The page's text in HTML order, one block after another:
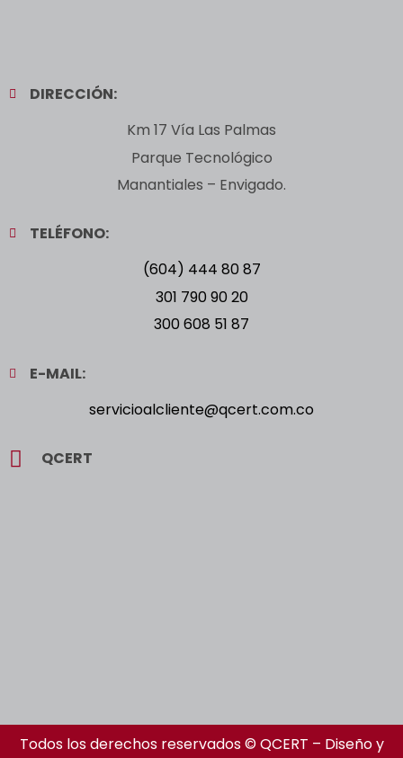
DIRECCIÓN:
Km 17 Vía Las Palmas
Parque Tecnológico
Manantiales – Envigado.
TELÉFONO:
(604) 444 80 87
301 790 90 20
300 608 51 87
E-MAIL:
servicioalcliente@qcert.com.co
QCERT
Todos los derechos reservados © QCERT – Diseño y